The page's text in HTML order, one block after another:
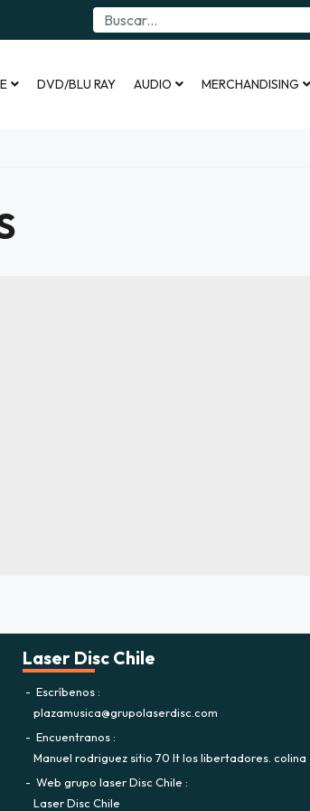
DVD/BLU RAY AUDIO MERCHANDISING
Laser Disc Chile
Escríbenos
plazamusica@grupolaserdisc.com
Encuentranos
Manuel rodriguez sitio 70 lt los libertadores. colina
Web grupo laser Disc Chile
Laser Disc Chile